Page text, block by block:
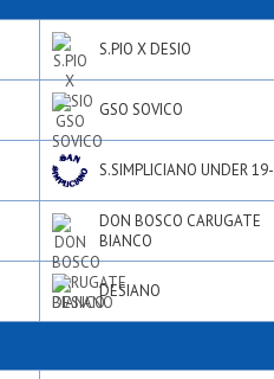
S.PIO X DESIO
GSO SOVICO
S.SIMPLICIANO UNDER
DON BOSCO CARUGATE
BIANCO
DESIANO